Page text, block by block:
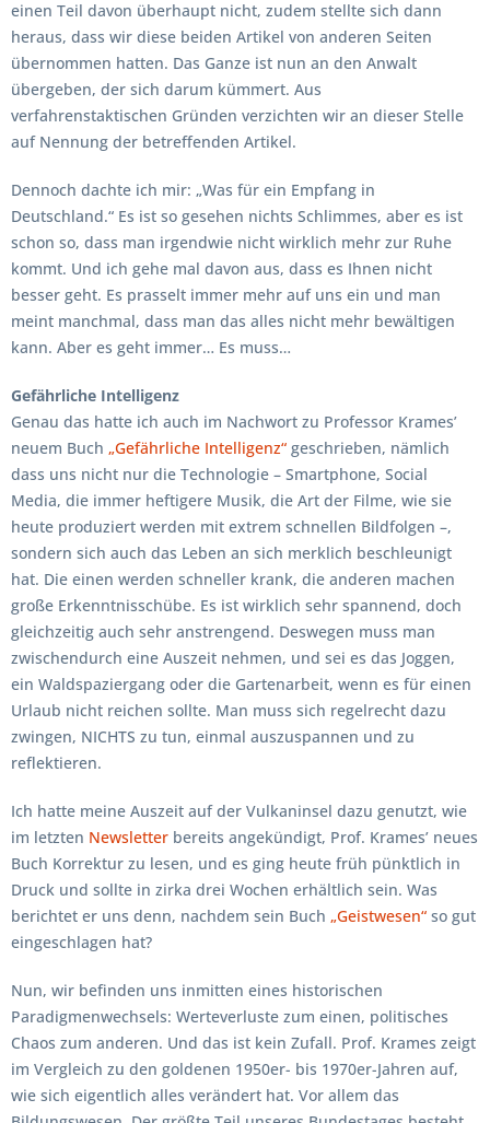
einen Teil davon überhaupt nicht, zudem stellte sich dann
heraus, dass wir diese beiden Artikel von anderen Seiten
übernommen hatten. Das Ganze ist nun an den Anwalt
übergeben, der sich darum kümmert. Aus
verfahrenstaktischen Gründen verzichten wir an dieser Stelle
auf Nennung der betreffenden Artikel.
Dennoch dachte ich mir: „Was für ein Empfang in
Deutschland.“ Es ist so gesehen nichts Schlimmes, aber es ist
schon so, dass man irgendwie nicht wirklich mehr zur Ruhe
kommt. Und ich gehe mal davon aus, dass es Ihnen nicht
besser geht. Es prasselt immer mehr auf uns ein und man
meint manchmal, dass man das alles nicht mehr bewältigen
kann. Aber es geht immer… Es muss…
Gefährliche Intelligenz
Genau das hatte ich auch im Nachwort zu Professor Krames’
neuem Buch „Gefährliche Intelligenz“ geschrieben, nämlich
dass uns nicht nur die Technologie – Smartphone, Social
Media, die immer heftigere Musik, die Art der Filme, wie sie
heute produziert werden mit extrem schnellen Bildfolgen –,
sondern sich auch das Leben an sich merklich beschleunigt
hat. Die einen werden schneller krank, die anderen machen
große Erkenntnisschübe. Es ist wirklich sehr spannend, doch
gleichzeitig auch sehr anstrengend. Deswegen muss man
zwischendurch eine Auszeit nehmen, und sei es das Joggen,
ein Waldspaziergang oder die Gartenarbeit, wenn es für einen
Urlaub nicht reichen sollte. Man muss sich regelrecht dazu
zwingen, NICHTS zu tun, einmal auszuspannen und zu
reflektieren.
Ich hatte meine Auszeit auf der Vulkaninsel dazu genutzt, wie
im letzten Newsletter bereits angekündigt, Prof. Krames’ neues
Buch Korrektur zu lesen, und es ging heute früh pünktlich in
Druck und sollte in zirka drei Wochen erhältlich sein. Was
berichtet er uns denn, nachdem sein Buch „Geistwesen“ so gut
eingeschlagen hat?
Nun, wir befinden uns inmitten eines historischen
Paradigmenwechsels: Werteverluste zum einen, politisches
Chaos zum anderen. Und das ist kein Zufall. Prof. Krames zeigt
im Vergleich zu den goldenen 1950er- bis 1970er-Jahren auf,
wie sich eigentlich alles verändert hat. Vor allem das